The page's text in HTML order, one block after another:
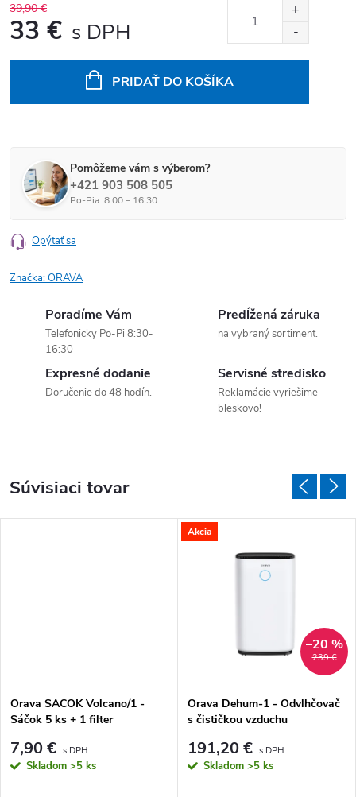
39,90 €
33 €
PRIDAŤ DO KOŠÍKA
Pomôžeme vám s výberom?
+421 903 508 505
Po-Pia: 8:00 – 16:30
Opýtať sa
Značka:ORAVA
Poradíme Vám
Telefonicky Po-Pi 8:30-
16:30
Predĺžená záruka
na vybraný sortiment.
Expresné dodanie
Doručenie do 48 hodín.
Servisné stredisko
Reklamácie vyriešime
bleskovo!
Súvisiaci tovar
Orava SACOK Volcano/1 -
Sáčok 5 ks + 1 filter
7,90 €
Skladom >5 ks
Akcia
239 €
–20 %
Orava Dehum-1 - Odvlhčovač
s čističkou vzduchu
191,20 €
Skladom >5 ks